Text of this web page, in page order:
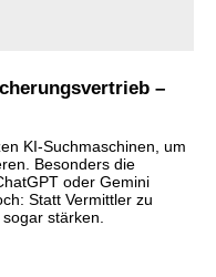
–
KI-Suchmaschinen, um
Besonders die
oder Gemini
Statt Vermittler zu
stärken.